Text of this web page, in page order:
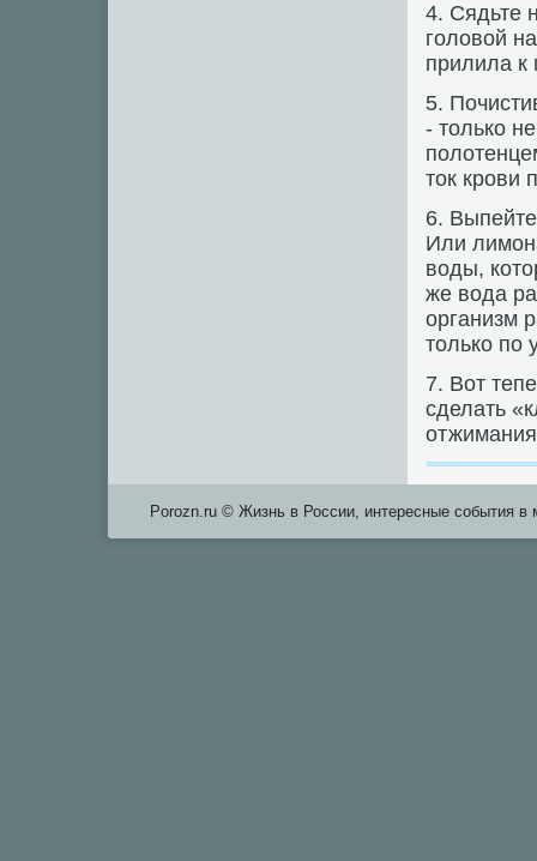
4. Сядьте
головой
прилила к
5.
- только
ток крови
6.
Или
воды,
же вода
организм
только по
7. Вот
сделать
Porozn.ru © Жизнь в России, интересные сοбытия в